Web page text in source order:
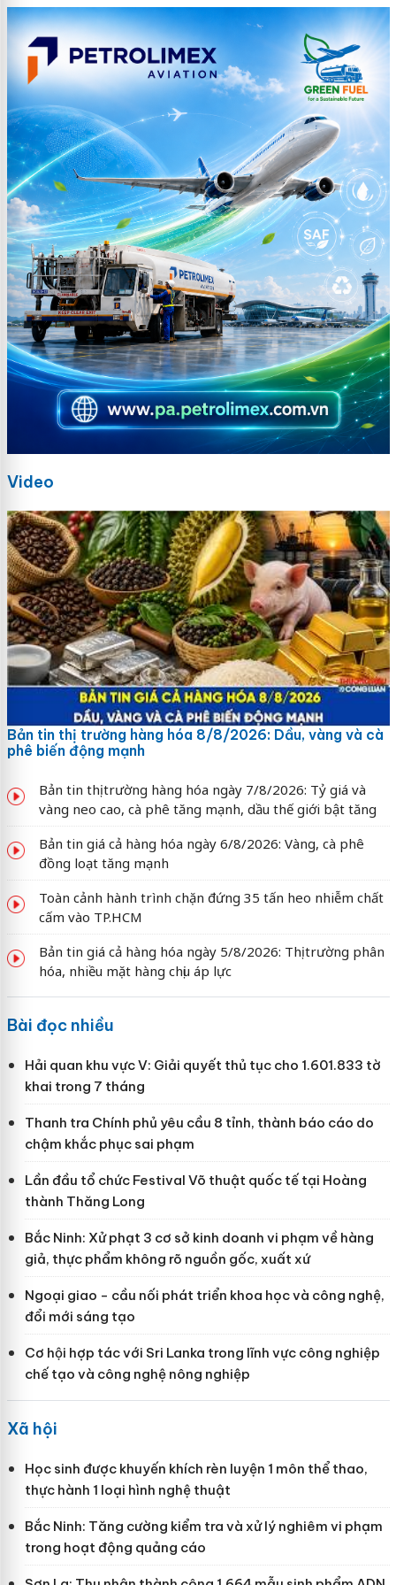
Video
Bản tin thị trường hàng hóa 8/8/2026: Dầu, vàng và cà
phê biến động mạnh
Bản tin thị trường hàng hóa ngày 7/8/2026: Tỷ giá và
vàng neo cao, cà phê tăng mạnh, dầu thế giới bật tăng
Bản tin giá cả hàng hóa ngày 6/8/2026: Vàng, cà phê
đồng loạt tăng mạnh
Toàn cảnh hành trình chặn đứng 35 tấn heo nhiễm chất
cấm vào TP.HCM
Bản tin giá cả hàng hóa ngày 5/8/2026: Thị trường phân
hóa, nhiều mặt hàng chịu áp lực
Bài đọc nhiều
Hải quan khu vực V: Giải quyết thủ tục cho 1.601.833 tờ
khai trong 7 tháng
Thanh tra Chính phủ yêu cầu 8 tỉnh, thành báo cáo do
chậm khắc phục sai phạm
Lần đầu tổ chức Festival Võ thuật quốc tế tại Hoàng
thành Thăng Long
Bắc Ninh: Xử phạt 3 cơ sở kinh doanh vi phạm về hàng
giả, thực phẩm không rõ nguồn gốc, xuất xứ
Ngoại giao - cầu nối phát triển khoa học và công nghệ,
đổi mới sáng tạo
Cơ hội hợp tác với Sri Lanka trong lĩnh vực công nghiệp
chế tạo và công nghệ nông nghiệp
Xã hội
Học sinh được khuyến khích rèn luyện 1 môn thể thao,
thực hành 1 loại hình nghệ thuật
Bắc Ninh: Tăng cường kiểm tra và xử lý nghiêm vi phạm
trong hoạt động quảng cáo